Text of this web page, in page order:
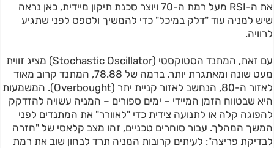
את ה-RSI מעל רמת ה-70 ויוצר סכנת תיקון מיידית, כאן נראה
שיש למניה עוד "דלק במיכל" כדי להמשיך ולטפס לפני שתגיע
לרוויה.
עם זאת, המתנד הסטוקסטי (Stochastic Oscillator) מציג זווית
מעט שונה ומאתגרת יותר. ברמה של 78.88, המתנד קרוב מאוד
לאזור ה-80, הנחשב לאזור קניית יתר (Overbought). המשמעות
היא שבטווח הזמן המיידי – ימים ספורים – המניה עשויה להזדקק
להפוגה קלה או לתנועה צידית כדי "לאוורר" את המתנדים לפני
המשך המהלך. עבור סוחרים טכניים, זהו מצב קלאסי של "חזרה
לבדיקת פריצה": לעיתים קרובות המניה תרד לבחון שוב את רמת